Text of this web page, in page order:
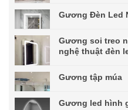
Gương Đèn Led
Gương soi treo
nghệ thuật đèn
Gương tập múa
Gương led hình